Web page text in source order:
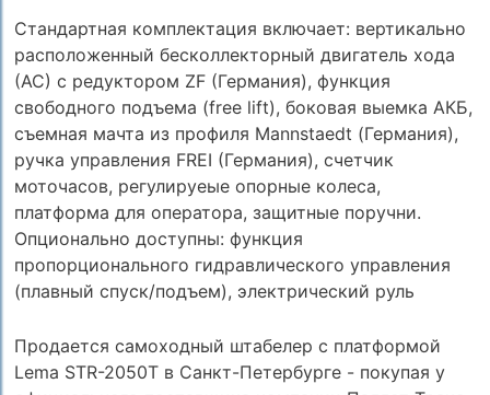
Стандартная комплектация включает: вертикально
расположенный бесколлекторный двигатель хода
(АС) с редуктором ZF (Германия), функция
свободного подъема (free lift), боковая выемка АКБ,
съемная мачта из профиля Mannstaedt (Германия),
ручка управления FREI (Германия), счетчик
моточасов, регулируеые опорные колеса,
платформа для оператора, защитные поручни.
Опционально доступны: функция
пропорционального гидравлического управления
(плавный спуск/подъем), электрический руль
Продается самоходный штабелер с платформой
Lema STR-2050T в Санкт-Петербурге - покупая у